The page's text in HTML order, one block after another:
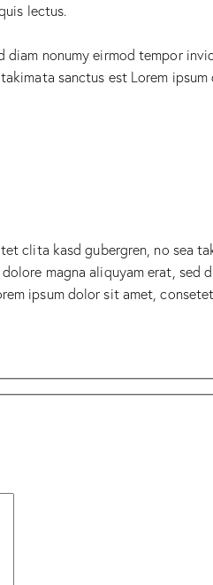
lectus.
nonumy eirmod tempor
sanctus est Lorem
clita kasd gubergren, no sea
magna aliquyam erat,
ipsum dolor sit amet,